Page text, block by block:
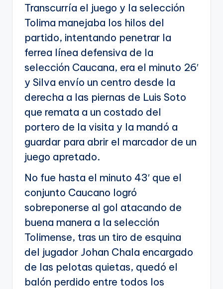
Transcurría el juego y la selección
Tolima manejaba los hilos del
partido, intentando penetrar la
ferrea línea defensiva de la
selección Caucana, era el minuto 26′
y Silva envío un centro desde la
derecha a las piernas de Luis Soto
que remata a un costado del
portero de la visita y la mandó a
guardar para abrir el marcador de un
juego apretado.
No fue hasta el minuto 43′ que el
conjunto Caucano logró
sobreponerse al gol atacando de
buena manera a la selección
Tolimense, tras un tiro de esquina
del jugador Johan Chala encargado
de las pelotas quietas, quedó el
balón perdido entre todos los